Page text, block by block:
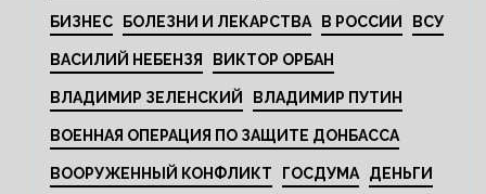
БИЗНЕС БОЛЕЗНИ И ЛЕКАРСТВА В РОССИИ ВСУ
ВАСИЛИЙ НЕБЕНЗЯ ВИКТОР ОРБАН
ВЛАДИМИР ЗЕЛЕНСКИЙ ВЛАДИМИР ПУТИН
ВОЕННАЯ ОПЕРАЦИЯ ПО ЗАЩИТЕ ДОНБАССА
ВООРУЖЕННЫЙ КОНФЛИКТ ГОСДУМА ДЕНЬГИ